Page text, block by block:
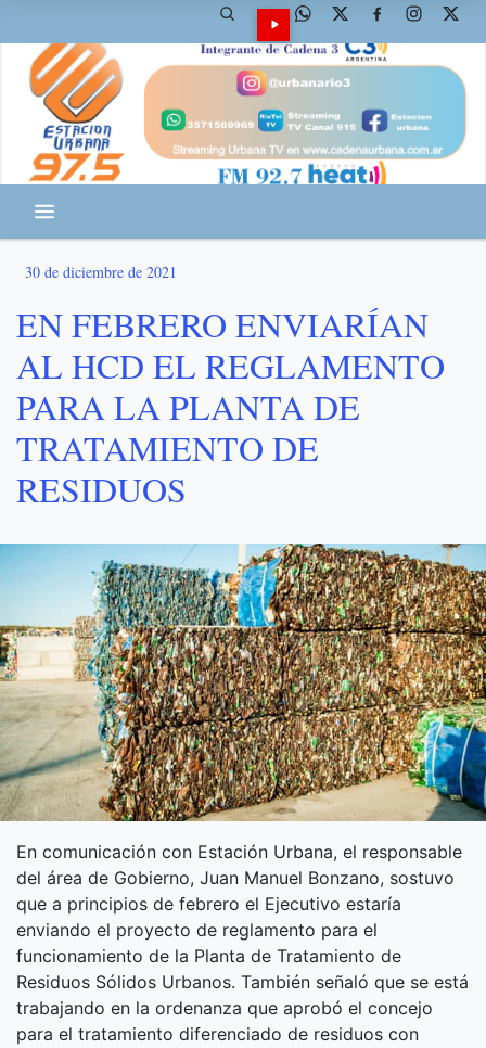
30 de diciembre de 2021
EN FEBRERO ENVIARÍAN
AL HCD EL REGLAMENTO
PARA LA PLANTA DE
TRATAMIENTO DE
RESIDUOS
En comunicación con Estación Urbana, el responsable
del área de Gobierno, Juan Manuel Bonzano, sostuvo
que a principios de febrero el Ejecutivo estaría
enviando el proyecto de reglamento para el
funcionamiento de la Planta de Tratamiento de
Residuos Sólidos Urbanos. También señaló que se está
trabajando en la ordenanza que aprobó el concejo
para el tratamiento diferenciado de residuos con